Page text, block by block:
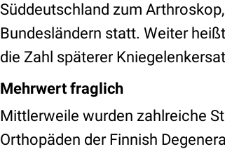
Süddeutschland zum
Bundesländern statt. Weiter
die Zahl späterer
Mehrwert fraglich
Mittlerweile wurden zahlreiche
Orthopäden der Finnish